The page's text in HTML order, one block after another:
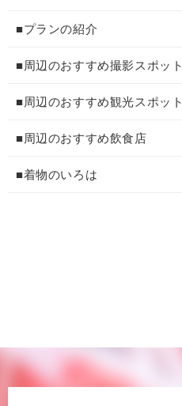
■プランの紹介
■周辺のおすすめ撮影スポット
■周辺のおすすめ観光スポット
■周辺のおすすめ飲食店
■着物のいろは